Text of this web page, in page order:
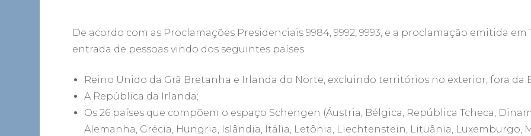
De acordo com as Proclamações Presidenciais 9984, 9992, 9993, e a proclamação emitida em
entrada de pessoas vindo dos seguintes países.
Reino Unido da Grã Bretanha e Irlanda do Norte, excluindo territórios no exterior, fora da
A República da Irlanda;
Os 26 países que compõem o espaço Schengen (Áustria, Bélgica, República Tcheca,
Alemanha, Grécia, Hungria, Islândia, Itália, Letônia, Liechtenstein, Lituânia, Luxemburgo,